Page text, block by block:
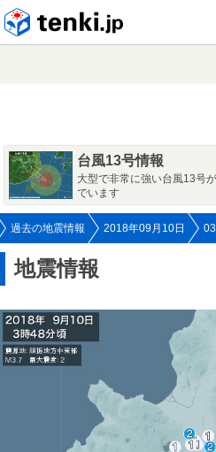
台風13号情報
大型で非常に強い台風13号
でいます
過去の地震情報 2018年09月10日
地震情報